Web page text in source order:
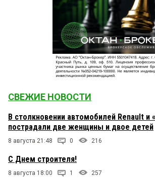
СВЕЖИЕ НОВОСТИ
В столкновении автомобилей Renault и
пострадали две женщины и двое детей
8 августа 21:48 0 216
С Днем строителя!
8 августа 18:00 1 257